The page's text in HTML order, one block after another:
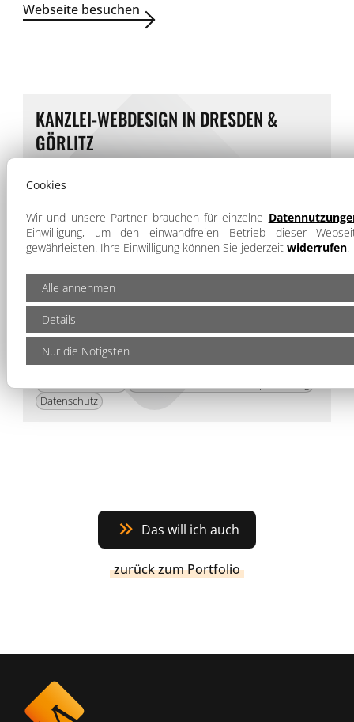
Webseite besuchen
KANZLEI-WEBDESIGN IN DRESDEN &
GÖRLITZ
Die Rechtsanwaltskanzlei SchmidtMarek
neuenKanzlei-Homepage. Im Auftrag unseres
Kunden entwickelten wir einneues Konzeptfür
einen professionellen Online-Auftritt beider
Neben einem zeitlos klassischen
Webdesignüberzeugt die neue Kanzlei-
Homepage außerdem durch folgende
Eigenschaften:
CMS-Verwaltungssystem
News-Slider für aktuelle Fälle
Datenschutz
Das will ich auch
zurück zum Portfolio
Cookies
Wir und unsere Partner brauchen für einzelne
Einwilligung, um den einwandfreien Betrieb dieser
gewährleisten. Ihre Einwilligung können Sie jederzeit widerrufen.
Alle annehmen
Details
Nur die Nötigsten